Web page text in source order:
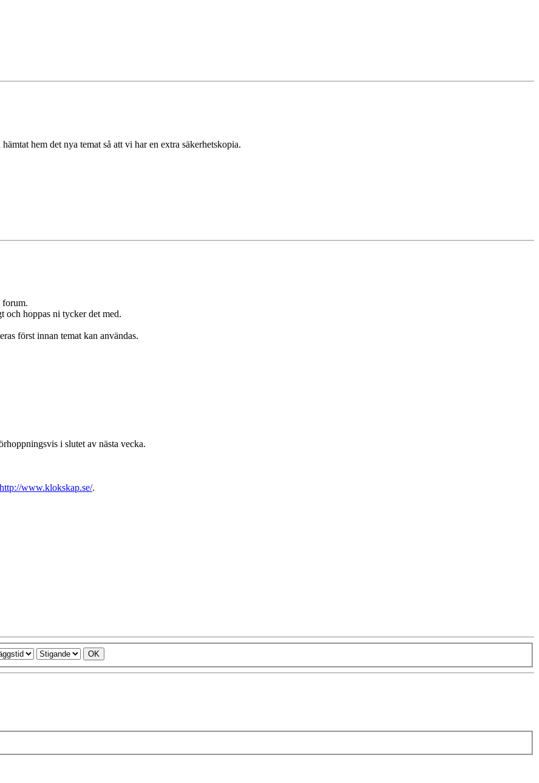
hem det nya temat så att vi har en extra säkerhetskopia.
forum.
och hoppas ni tycker det med.
först innan temat kan användas.
i slutet av nästa vecka.
http://www.klokskap.se/.